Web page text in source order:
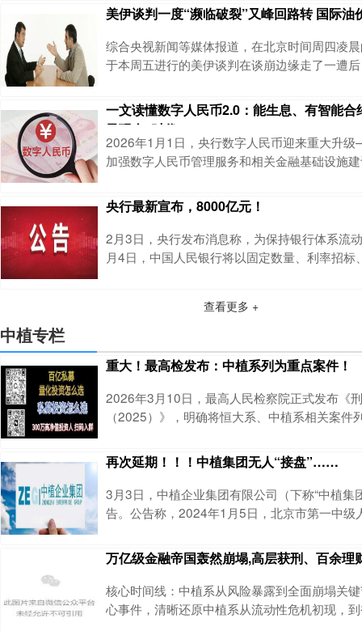
利与失衡1. 分工的本质：效率的来源分工是经
人类能力差异与交易本能。核心价值：提效率
专注单一工作提升熟练度，减少岗位切换损耗
新，最终实现财富增长。理论演进：从亚当・
美伊谈判一度“濒临破裂”又峰回路转 国际油
综合央视新闻等媒体报道，在北京时间周四凌
于本周五进行的美伊谈判在谈崩边缘走了一遭
分猛然拉涨超3%后，又在4点左右显著回落。
能谈出成果的期待进一步降低，目前布油仍维
市场传闻起伏的背后，正是美伊两国在外交战
为本周初的市场认知，在美国威胁对伊朗动武
一文读懂数字人民币2.0：能生息、有智能合
子现金”时代
2026年1月1日，央行数字人民币迎来重大升
加强数字人民币管理服务和相关金融基础设施
能数字资产”时代。很多人对数字人民币的认知
现金”，今天就一次性讲透：它到底是什么、
能，以及和我们的生活、投资到底有什么关系
人民币到底是什么？数字人民币是央
央行最新宣布，8000亿元！
2月3日，央行发布消息称，为保持银行体系流
月4日，中国人民银行将以固定数量、利率招标
4日开展8000亿元买断式逆回购操作，意味着
期买断式逆回购首次加量续作
查看更多 +
中植专栏
重大！最高检发布：中植系列为重点案件！
2026年3月10日，最高人民检察院正式发布《
（2025）》，明确将恒大系、中植系相关案件
届全国人民代表大会常务委员会第六次会议上
工作情况的报告》，提出加快处置恒大人寿、
险信托机构。 有资产配置需求，可加微信
中融信托与
再次延期！！！中植集团无人“接盘”……
3月3日，中植企业集团有限公司（下称“中植集
告。公告称，2024年1月5日，北京市第一中级
日，管理人发布《横琴人寿公司、横琴安友公
告》（以下简称原招募公告），对中植集团持
限公司（以下简称横琴人寿公司）12.75%股权
资控股有限公司（以下简称横琴安友公
万亿级金融帝国轰然崩塌,高层获刑、百余理
核心时间线：中植系从风险暴露到全面崩塌关
心事件，清晰还原中植系从流动性危机初现，